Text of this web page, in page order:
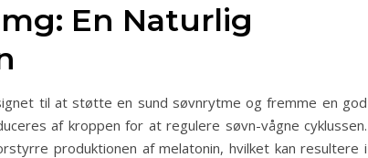
En Naturlig
til at støtte en sund søvnrytme og fremme en god
af kroppen for at regulere søvn-vågne cyklussen.
produktionen af melatonin, hvilket kan resultere i